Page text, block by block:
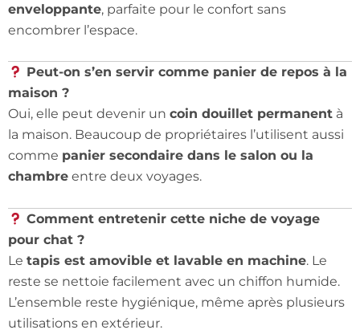
enveloppante, parfaite pour le confort sans
encombrer l’espace.
Peut-on s’en servir comme panier de repos à la
maison ?
Oui, elle peut devenir un coin douillet permanent à
la maison. Beaucoup de propriétaires l’utilisent aussi
comme panier secondaire dans le salon ou la
chambre entre deux voyages.
Comment entretenir cette niche de voyage
pour chat ?
Le tapis est amovible et lavable en machine. Le
reste se nettoie facilement avec un chiffon humide.
L’ensemble reste hygiénique, même après plusieurs
utilisations en extérieur.